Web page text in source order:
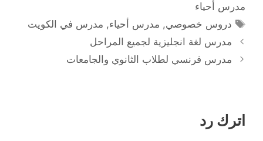
مدرس أحياء
الوسوم
دروس خصوصي, مدرس أحياء, مدرس في الكويت
مدرس لغة انجليزية لجميع المراحل
مدرس فرنسي لطلاب الثانوي والجامعات
اترك رد